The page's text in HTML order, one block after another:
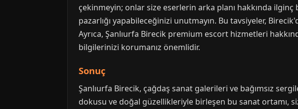
çekinmeyin; onlar size eserlerin arka planı hakkında
pazarlığı yapabileceğinizi unutmayın. Bu tavsiyeler,
Ayrıca, Şanlıurfa Birecik premium escort hizmetleri
bilgilerinizi korumanız önemlidir.
Sonuç
Şanlıurfa Birecik, çağdaş sanat galerileri ve bağımsız
dokusu ve doğal güzellikleriyle birleşen bu sanat ortamı,